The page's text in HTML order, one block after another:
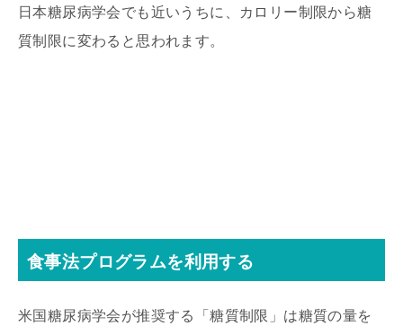
日本糖尿病学会でも近いうちに、カロリー制限から糖
質制限に変わると思われます。
食事法プログラムを利用する
米国糖尿病学会が推奨する「糖質制限」は糖質の量を